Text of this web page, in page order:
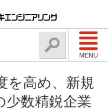
MENU
を高め、新規
数精鋭企業